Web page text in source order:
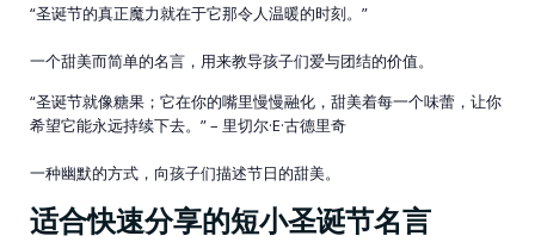
“圣诞节的真正魔力就在于它那令人温暖的时刻。”
一个甜美而简单的名言，用来教导孩子们爱与团结的价值。
“圣诞节就像糖果；它在你的嘴里慢慢融化，甜美着每一个味蕾，让你
希望它能永远持续下去。” – 里切尔·E·古德里奇
一种幽默的方式，向孩子们描述节日的甜美。
适合快速分享的短小圣诞节名言